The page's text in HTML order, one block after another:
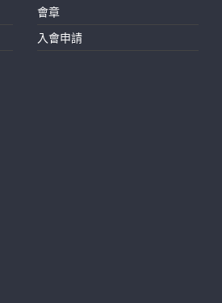
會章
入會申請